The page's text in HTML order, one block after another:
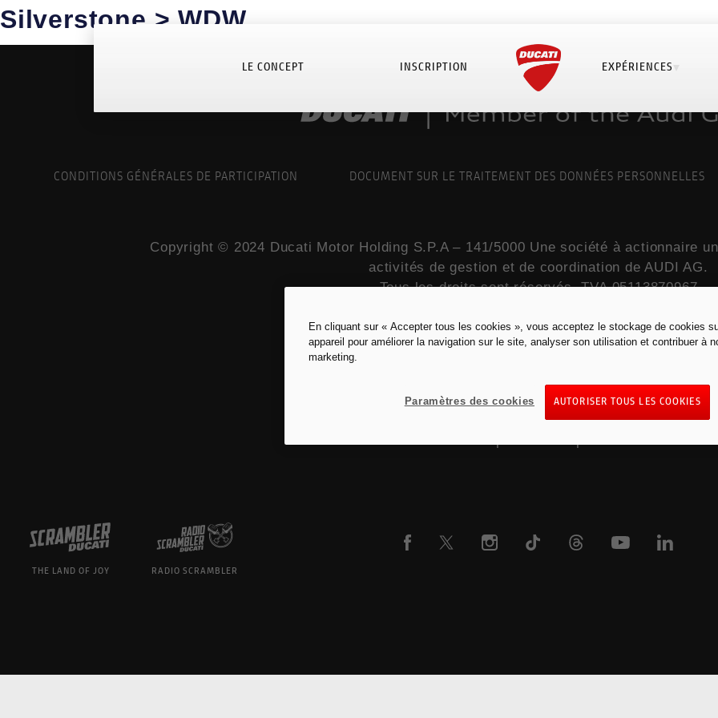
LE CONCEPT INSCRIPTION EXPÉRIENCES
Silverstone > WDW
CONDITIONS GÉNÉRALES DE PARTICIPATION DOCUMENT SUR LE TRAITEMENT DES DONNÉES PERSONNELLES
Copyright © 2024 Ducati Motor Holding S.P.A – 141/5000 Une société à actionnaire
activités de gestion et de coordination de AUDI AG.
Tous les droits sont réservés. TVA 05113870967
Mentions légales pour la France
Pensez à covoiturer
Au quotidien, prenez les transports en commun
THE LAND OF JOY RADIO SCRAMBLER
En cliquant sur « Accepter tous les cookies », vous acceptez le stockage de cookies
appareil pour améliorer la navigation sur le site, analyser son utilisation et contribuer à
marketing.
AUTORISER TOUS LES COOKIES
Paramètres des cookies